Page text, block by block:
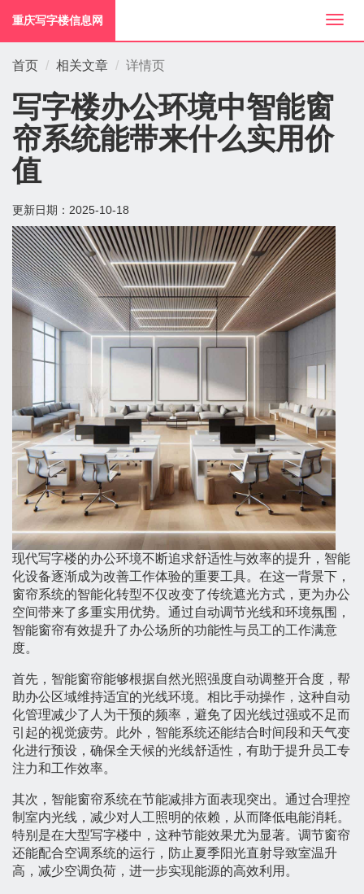
切
换
重庆写字楼信息网
首页 相关文章 详情页
写字楼办公环境中智能窗
帘系统能带来什么实用价
值
更新日期： 2025-10-18
现代写字楼的办公环境不断追求舒适性与效率的提升，智能
化设备逐渐成为改善工作体验的重要工具。在这一背景下，
窗帘系统的智能化转型不仅改变了传统遮光方式，更为办公
空间带来了多重实用优势。通过自动调节光线和环境氛围，
智能窗帘有效提升了办公场所的功能性与员工的工作满意
度。
首先，智能窗帘能够根据自然光照强度自动调整开合度，帮
助办公区域维持适宜的光线环境。相比手动操作，这种自动
化管理减少了人为干预的频率，避免了因光线过强或不足而
引起的视觉疲劳。此外，智能系统还能结合时间段和天气变
化进行预设，确保全天候的光线舒适性，有助于提升员工专
注力和工作效率。
其次，智能窗帘系统在节能减排方面表现突出。通过合理控
制室内光线，减少对人工照明的依赖，从而降低电能消耗。
特别是在大型写字楼中，这种节能效果尤为显著。调节窗帘
还能配合空调系统的运行，防止夏季阳光直射导致室温升
高，减少空调负荷，进一步实现能源的高效利用。